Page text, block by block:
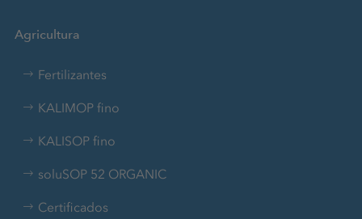
Agricultura
Fertilizantes
KALIMOP fino
KALISOP fino
soluSOP 52 ORGANIC
Certificados